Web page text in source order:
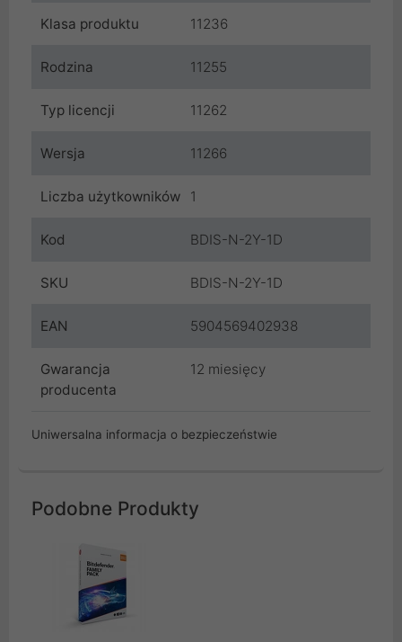
Klasa produktu 11236
Rodzina 11255
Typ licencji 11262
Wersja 11266
Liczba użytkowników 1
Kod BDIS-N-2Y-1D
SKU BDIS-N-2Y-1D
EAN 5904569402938
Gwarancja
producenta
12 miesięcy
Uniwersalna informacja o bezpieczeństwie
Podobne Produkty